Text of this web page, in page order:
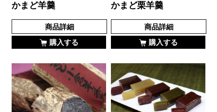
かまど羊羹
商品詳細
購入する
かまど栗羊羹
商品詳細
購入する